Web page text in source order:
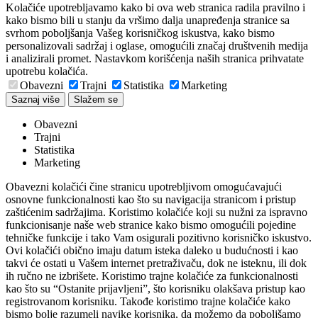
Kolačiće upotrebljavamo kako bi ova web stranica radila pravilno i
kako bismo bili u stanju da vršimo dalja unapređenja stranice sa
svrhom poboljšanja Vašeg korisničkog iskustva, kako bismo
personalizovali sadržaj i oglase, omogućili značaj društvenih medija
i analizirali promet. Nastavkom korišćenja naših stranica prihvatate
upotrebu kolačića.
Obavezni
Trajni Statistika Marketing
Saznaj više Slažem se
Obavezni
Trajni
Statistika
Marketing
Obavezni kolačići čine stranicu upotrebljivom omogućavajući
osnovne funkcionalnosti kao što su navigacija stranicom i pristup
zaštićenim sadržajima. Koristimo kolačiće koji su nužni za ispravno
funkcionisanje naše web stranice kako bismo omogućili pojedine
tehničke funkcije i tako Vam osigurali pozitivno korisničko iskustvo.
Ovi kolačići obično imaju datum isteka daleko u budućnosti i kao
takvi će ostati u Vašem internet pretraživaču, dok ne isteknu, ili dok
ih ručno ne izbrišete. Koristimo trajne kolačiće za funkcionalnosti
kao što su “Ostanite prijavljeni”, što korisniku olakšava pristup kao
registrovanom korisniku. Takođe koristimo trajne kolačiće kako
bismo bolje razumeli navike korisnika, da možemo da poboljšamo